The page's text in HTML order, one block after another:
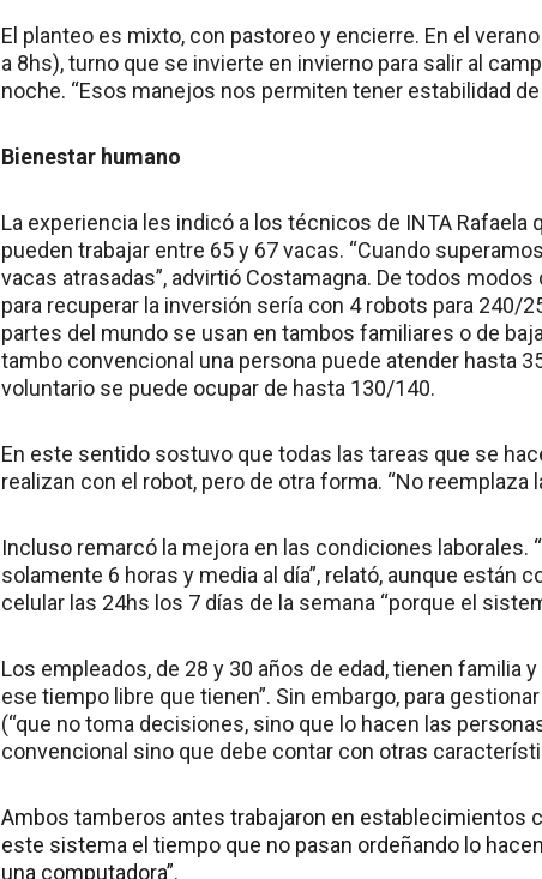
El planteo es mixto, con pastoreo y encierre. En el
a 8hs), turno que se invierte en invierno para salir al
noche. “Esos manejos nos permiten tener estabilidad
Bienestar humano
La experiencia les indicó a los técnicos de INTA Rafaela
pueden trabajar entre 65 y 67 vacas. “Cuando
vacas atrasadas”, advirtió Costamagna. De todos
para recuperar la inversión sería con 4 robots para 240/
partes del mundo se usan en tambos familiares o de
tambo convencional una persona puede atender hasta
voluntario se puede ocupar de hasta 130/140.
En este sentido sostuvo que todas las tareas que se
realizan con el robot, pero de otra forma. “No reemplaza
Incluso remarcó la mejora en las condiciones laborales.
solamente 6 horas y media al día”, relató, aunque están
celular las 24hs los 7 días de la semana “porque el
Los empleados, de 28 y 30 años de edad, tienen familia
ese tiempo libre que tienen”. Sin embargo, para
(“que no toma decisiones, sino que lo hacen las
convencional sino que debe contar con otras
Ambos tamberos antes trabajaron en establecimientos
este sistema el tiempo que no pasan ordeñando lo
una computadora”.